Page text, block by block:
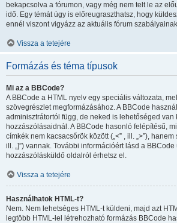
bekapcsolva a fórumon, vagy még nem telt le az
idő. Egy témát úgy is előreugraszthatsz, hogy
ennél viszont vigyázz az aktuális fórum
Vissza a tetejére
Formázás és téma típusok
Mi az a BBCode?
A BBCode a HTML nyelv egy speciális változata,
szövegrészlet megformázásához. A BBCode
adminisztrátortól függ, de neked is lehetőséged van
hozzászólásaidnál. A BBCode hasonló felépítésű,
címkék nem kacsacsőrök között („<” , ill. „>”),
ill. „]”) vannak. További információért lásd a
hozzászólásküldő oldalról érhetsz el.
Vissza a tetejére
Használhatok HTML-t?
Nem. Nem lehetséges HTML-t küldeni, majd azt
legtöbb HTML-lel létrehozható formázás BBCode